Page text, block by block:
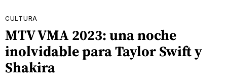
CULTURA
MTV VMA 2023: una noche
inolvidable para Taylor Swift y
Shakira